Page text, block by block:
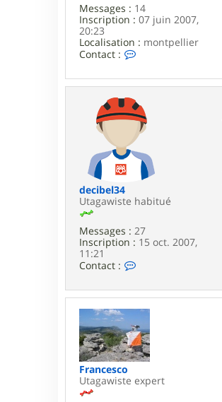
Messages : 14
Inscription : 07 juin 2007,
20:23
Localisation : montpellier
Contact :
t
c
t
e
a
d
d
c
decibel34
Utagawiste habitué
Messages : 27
Inscription : 15 oct. 2007,
11:21
Contact :
t
a
t
e
r
d
e
c
Francesco
Utagawiste expert